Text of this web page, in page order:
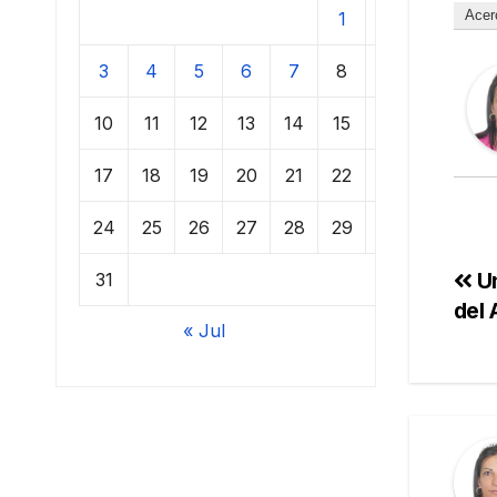
1
3 4 5 6 7 8
10 11 12 13 14 15
17 18 19 20 21 22
24 25 26 27 28 29
31
« Jul
del